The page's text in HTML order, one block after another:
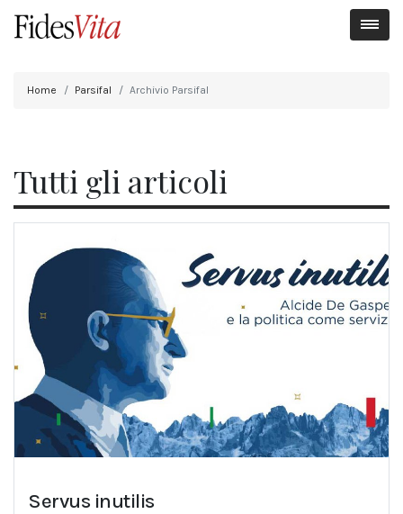
Home Parsifal Archivio Parsifal
Tutti gli articoli
Servus inutilis